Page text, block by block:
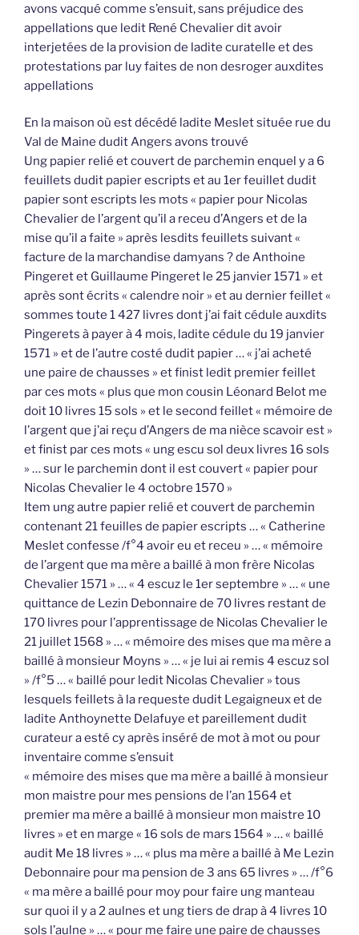
avons vacqué comme s’ensuit, sans préjudice des
appellations que ledit René Chevalier dit avoir
interjetées de la provision de ladite curatelle et des
protestations par luy faites de non desroger auxdites
appellations
En la maison où est décédé ladite Meslet située rue du
Val de Maine dudit Angers avons trouvé
Ung papier relié et couvert de parchemin enquel y a 6
feuillets dudit papier escripts et au 1er feuillet dudit
papier sont escripts les mots « papier pour Nicolas
Chevalier de l’argent qu’il a receu d’Angers et de la
mise qu’il a faite » après lesdits feuillets suivant «
facture de la marchandise damyans ? de Anthoine
Pingeret et Guillaume Pingeret le 25 janvier 1571 » et
après sont écrits « calendre noir » et au dernier feillet «
sommes toute 1 427 livres dont j’ai fait cédule auxdits
Pingerets à payer à 4 mois, ladite cédule du 19 janvier
1571 » et de l’autre costé dudit papier … « j’ai acheté
une paire de chausses » et finist ledit premier feillet
par ces mots « plus que mon cousin Léonard Belot me
doit 10 livres 15 sols » et le second feillet « mémoire de
l’argent que j’ai reçu d’Angers de ma nièce scavoir est »
et finist par ces mots « ung escu sol deux livres 16 sols
» … sur le parchemin dont il est couvert « papier pour
Nicolas Chevalier le 4 octobre 1570 »
Item ung autre papier relié et couvert de parchemin
contenant 21 feuilles de papier escripts … « Catherine
Meslet confesse /f°4 avoir eu et receu » … « mémoire
de l’argent que ma mère a baillé à mon frère Nicolas
Chevalier 1571 » … « 4 escuz le 1er septembre » … « une
quittance de Lezin Debonnaire de 70 livres restant de
170 livres pour l’apprentissage de Nicolas Chevalier le
21 juillet 1568 » … « mémoire des mises que ma mère a
baillé à monsieur Moyns » … « je lui ai remis 4 escuz sol
» /f°5 … « baillé pour ledit Nicolas Chevalier » tous
lesquels feillets à la requeste dudit Legaigneux et de
ladite Anthoynette Delafuye et pareillement dudit
curateur a esté cy après inséré de mot à mot ou pour
inventaire comme s’ensuit
« mémoire des mises que ma mère a baillé à monsieur
mon maistre pour mes pensions de l’an 1564 et
premier ma mère a baillé à monsieur mon maistre 10
livres » et en marge « 16 sols de mars 1564 » … « baillé
audit Me 18 livres » … « plus ma mère a baillé à Me Lezin
Debonnaire pour ma pension de 3 ans 65 livres » … /f°6
« ma mère a baillé pour moy pour faire ung manteau
sur quoi il y a 2 aulnes et ung tiers de drap à 4 livres 10
sols l’aulne » … « pour me faire une paire de chausses